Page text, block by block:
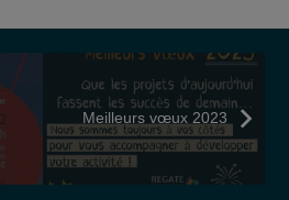
Meilleurs vœux 2023